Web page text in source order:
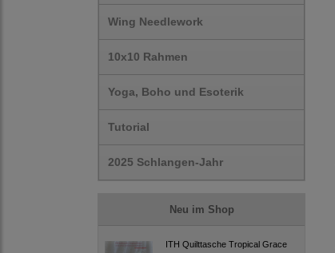
Wing Needlework
10x10 Rahmen
Yoga, Boho und Esoterik
Tutorial
2025 Schlangen-Jahr
Neu im Shop
ITH Quilttasche Tropical Grace